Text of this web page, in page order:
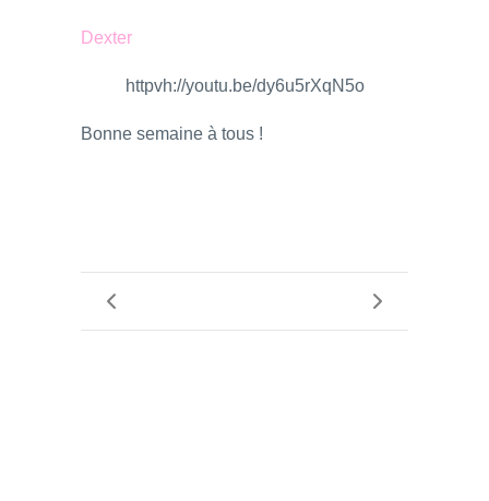
Dexter
httpvh://youtu.be/dy6u5rXqN5o
Bonne semaine à tous !